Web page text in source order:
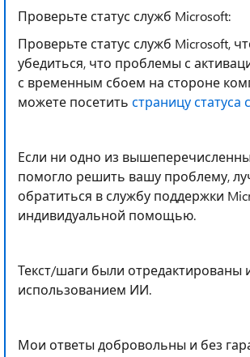
Проверьте статус служб Microsoft:
Проверьте статус служб Microsoft,
убедиться, что проблемы с
с временным сбоем на стороне
можете посетить страницу статуса
Если ни одно из
помогло решить вашу проблему,
обратиться в службу поддержки
индивидуальной помощью.
Текст/шаги были отредактированы
использованием ИИ.
Мои ответы добровольны и без